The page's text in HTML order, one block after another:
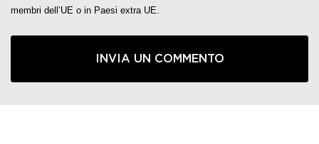
membri dell’UE o in Paesi extra UE.